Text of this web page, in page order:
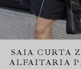
SAIA CURTA
ALFAITARIA